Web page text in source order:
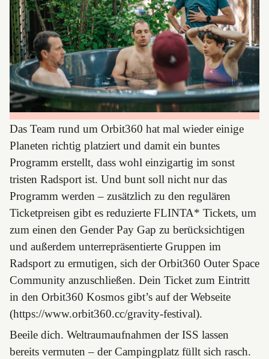
Das Team rund um Orbit360 hat mal wieder einige
Planeten richtig platziert und damit ein buntes
Programm erstellt, dass wohl einzigartig im sonst
tristen Radsport ist. Und bunt soll nicht nur das
Programm werden – zusätzlich zu den regulären
Ticketpreisen gibt es reduzierte FLINTA* Tickets, um
zum einen den Gender Pay Gap zu berücksichtigen
und außerdem unterrepräsentierte Gruppen im
Radsport zu ermutigen, sich der Orbit360 Outer Space
Community anzuschließen. Dein Ticket zum Eintritt
in den Orbit360 Kosmos gibt’s auf der Webseite
(https://www.orbit360.cc/gravity-festival).
Beeile dich. Weltraumaufnahmen der ISS lassen
bereits vermuten – der Campingplatz füllt sich rasch.